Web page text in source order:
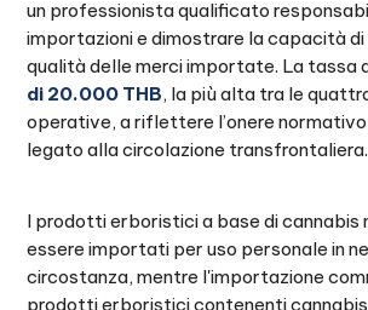
un professionista qualificato
importazioni e dimostrare la capacità
qualità delle merci importate. La tassa
di 20.000 THB, la più alta tra le
operative, a riflettere l’onere
legato alla circolazione transfrontaliera.
I prodotti erboristici a base di cannabis
essere importati per uso personale in
circostanza, mentre l'importazione
prodotti erboristici contenenti cannabis